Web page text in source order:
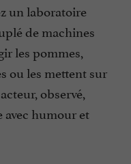
un laboratoire
de machines
les pommes,
ou les mettent sur
observé,
avec humour et